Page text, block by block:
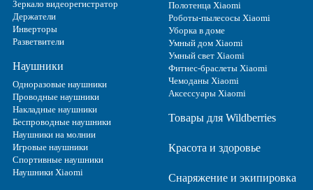
Зеркало видеорегистратор
Держатели
Инверторы
Разветвители
Наушники
Одноразовые наушники
Проводные наушники
Накладные наушники
Беспроводные наушники
Наушники на молнии
Игровые наушники
Спортивные наушники
Наушники Xiaomi
Полотенца Xiaomi
Роботы-пылесосы Xiaomi
Уборка в доме
Умный дом Xiaomi
Умный свет Xiaomi
Фитнес-браслеты Xiaomi
Чемоданы Xiaomi
Аксессуары Xiaomi
Товары для Wildberries
Красота и здоровье
Снаряжение и экипировка